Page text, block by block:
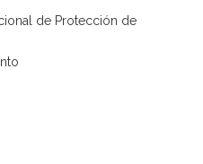
de Protección de